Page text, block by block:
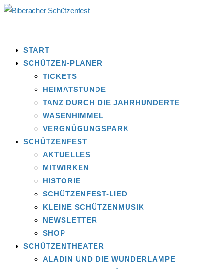
START
SCHÜTZEN-PLANER
TICKETS
HEIMATSTUNDE
TANZ DURCH DIE JAHRHUNDERTE
WASENHIMMEL
VERGNÜGUNGSPARK
SCHÜTZENFEST
AKTUELLES
MITWIRKEN
HISTORIE
SCHÜTZENFEST-LIED
KLEINE SCHÜTZENMUSIK
NEWSLETTER
SHOP
SCHÜTZENTHEATER
ALADIN UND DIE WUNDERLAMPE